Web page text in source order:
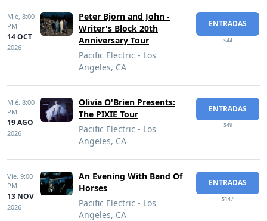
Mié, 8:00
PM
14 OCT
2026
Peter Bjorn and John -
Writer's Block 20th
Anniversary Tour
Pacific Electric - Los
Angeles, CA
ENTRADAS
$44
Mié, 8:00
PM
19 AGO
2026
Olivia O'Brien Presents:
The PIXIE Tour
Pacific Electric - Los
Angeles, CA
ENTRADAS
$49
Vie, 9:00
PM
13 NOV
2026
An Evening With Band Of
Horses
Pacific Electric - Los
Angeles, CA
ENTRADAS
$147